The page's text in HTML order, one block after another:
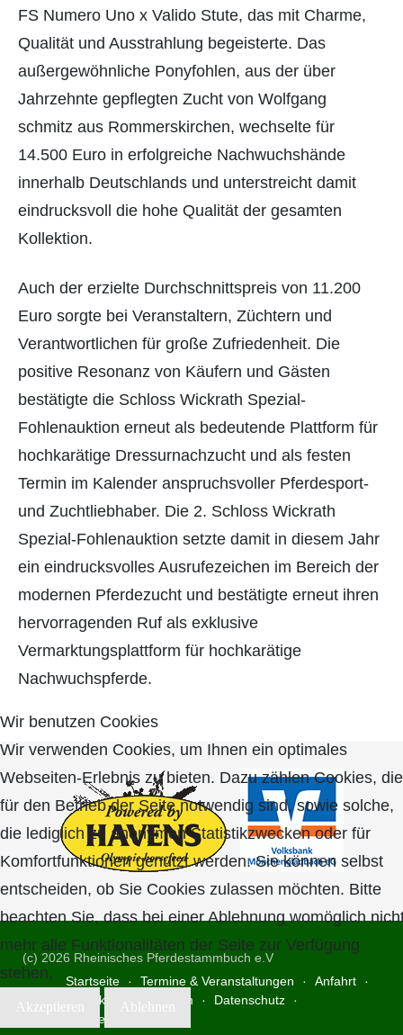
FS Numero Uno x Valido Stute, das mit Charme,
Qualität und Ausstrahlung begeisterte. Das
außergewöhnliche Ponyfohlen, aus der über
Jahrzehnte gepflegten Zucht von Wolfgang
schmitz aus Rommerskirchen, wechselte für
14.500 Euro in erfolgreiche Nachwuchshände
innerhalb Deutschlands und unterstreicht damit
eindrucksvoll die hohe Qualität der gesamten
Kollektion.
Auch der erzielte Durchschnittspreis von 11.200
Euro sorgte bei Veranstaltern, Züchtern und
Verantwortlichen für große Zufriedenheit. Die
positive Resonanz von Käufern und Gästen
bestätigte die Schloss Wickrath Spezial-
Fohlenauktion erneut als bedeutende Plattform für
hochkarätige Dressurnachzucht und als festen
Termin im Kalender anspruchsvoller Pferdesport-
und Zuchtliebhaber. Die 2. Schloss Wickrath
Spezial-Fohlenauktion setzte damit in diesem Jahr
ein eindrucksvolles Ausrufezeichen im Bereich der
modernen Pferdezucht und bestätigte erneut ihren
hervorragenden Ruf als exklusive
Vermarktungsplattform für hochkarätige
Nachwuchspferde.
(c) 2026 Rheinisches Pferdestammbuch e.V
Startseite
Termine & Veranstaltungen
Anfahrt
Kontakt
Impressum
Datenschutz
Cookie-Einstellungen
Wir benutzen Cookies
Wir verwenden Cookies, um Ihnen ein optimales
Webseiten-Erlebnis zu bieten. Dazu zählen Cookies, die
für den Betrieb der Seite notwendig sind, sowie solche,
die lediglich zu anonymen Statistikzwecken oder für
Komfortfunktionen genutzt werden. Sie können selbst
entscheiden, ob Sie Cookies zulassen möchten. Bitte
beachten Sie, dass bei einer Ablehnung womöglich
mehr alle Funktionalitäten der Seite zur Verfügung
stehen.
Akzeptieren Ablehnen